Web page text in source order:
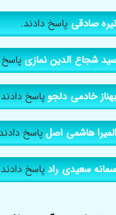
صادقیپاسخ دادند.
شجاع الدین نمازیپاسخ
خادمی دلجوپاسخ
هاشمی اصلپاسخ
سعیدی رادپاسخ